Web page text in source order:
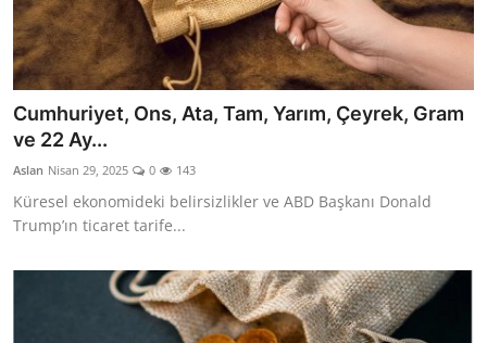
Cumhuriyet, Ons, Ata, Tam, Yarım, Çeyrek, Gram
ve 22 Ay...
Aslan Nisan 29, 2025 0 143
Küresel ekonomideki belirsizlikler ve ABD Başkanı Donald
Trump’ın ticaret tarife...